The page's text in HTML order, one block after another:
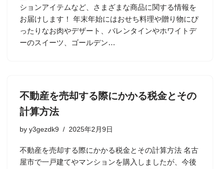
ションアイテムなど、さまざまな商品に関する情報を
お届けします！ 年末年始にはおせち料理や贈り物にぴ
ったりなお肉やデザート、バレンタインやホワイトデ
ーのスイーツ、ゴールデン…
不動産を売却する際にかかる税金とその
計算方法
by y3gezdk9 2025年2月9日
不動産を売却する際にかかる税金とその計算方法 名古
屋市で一戸建てやマンションを購入しましたが、今後